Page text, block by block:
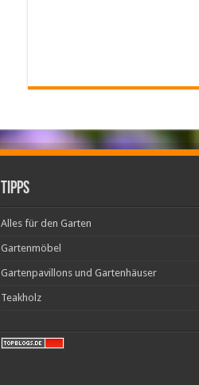
Tipps
Alles für den Garten
Gartenmöbel
Gartenpavillons und Gartenhäuser
Teakholz